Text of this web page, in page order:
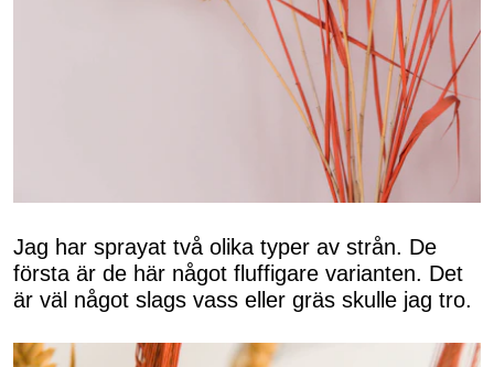
Jag har sprayat två olika typer av strån. De
första är de här något fluffigare varianten. Det
är väl något slags vass eller gräs skulle jag tro.